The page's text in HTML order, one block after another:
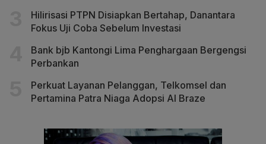
Hilirisasi PTPN Disiapkan Bertahap, Danantara
Fokus Uji Coba Sebelum Investasi
Bank bjb Kantongi Lima Penghargaan Bergengsi
Perbankan
Perkuat Layanan Pelanggan, Telkomsel dan
Pertamina Patra Niaga Adopsi AI Braze